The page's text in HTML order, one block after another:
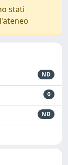
stati
ND
0
ND